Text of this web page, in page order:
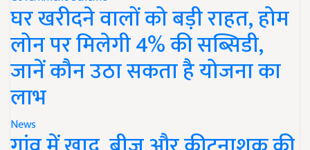
घर खरीदने वालों को बड़ी राहत, होम
लोन पर मिलेगी 4% की सब्सिडी,
जानें कौन उठा सकता है योजना का
लाभ
News